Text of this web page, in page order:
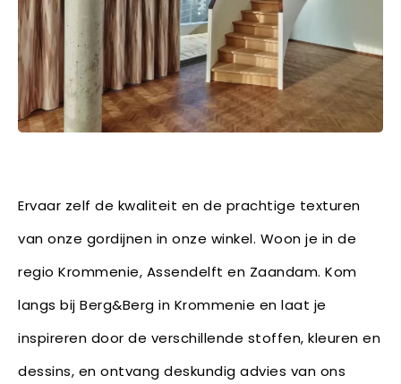
Ervaar zelf de kwaliteit en de prachtige texturen
van onze gordijnen in onze winkel. Woon je in de
regio Krommenie, Assendelft en Zaandam. Kom
langs bij Berg&Berg in Krommenie en laat je
inspireren door de verschillende stoffen, kleuren en
dessins, en ontvang deskundig advies van ons